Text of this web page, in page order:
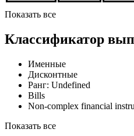
Показать все
Классификатор
Именные
Дисконтные
Ранг: Undefined
Bills
Non-complex financial
Показать все